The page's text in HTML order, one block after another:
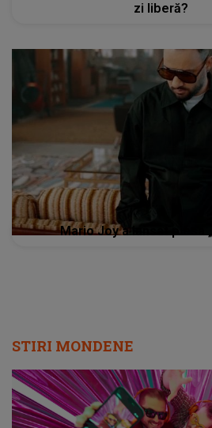
zi liberă?
Mario Joy a lansat piesa
STIRI MONDENE